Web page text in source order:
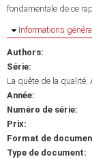
fondamentale de ce
Masquer
Informations
Authors:
Série:
La quête de la qualité:
Année:
Numéro de série:
Prix:
Format de
Type de document: